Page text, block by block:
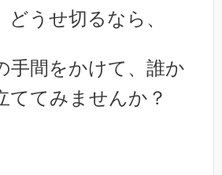
うせ切るなら、
手間をかけて、誰か
ててみませんか？